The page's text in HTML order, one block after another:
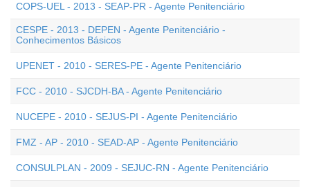
COPS-UEL - 2013 - SEAP-PR - Agente Penitenciário
CESPE - 2013 - DEPEN - Agente Penitenciário -
Conhecimentos Básicos
UPENET - 2010 - SERES-PE - Agente Penitenciário
FCC - 2010 - SJCDH-BA - Agente Penitenciário
NUCEPE - 2010 - SEJUS-PI - Agente Penitenciário
FMZ - AP - 2010 - SEAD-AP - Agente Penitenciário
CONSULPLAN - 2009 - SEJUC-RN - Agente Penitenciário